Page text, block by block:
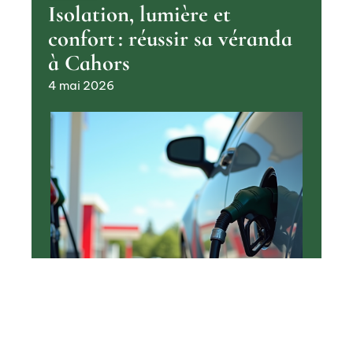
Isolation, lumière et
confort : réussir sa véranda
à Cahors
4 mai 2026